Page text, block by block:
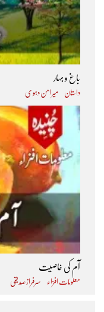
باغ و بہار
داستان میر امن دہو ی
آم کی خاصیت
معلومات افزاء سرفراز صدیقی